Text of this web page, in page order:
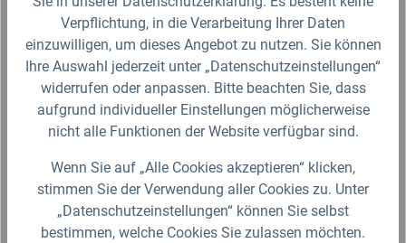
Produktgalerie überspringen
Ähnliche Artikel
Verpflichtung, in die Verarbeitung Ihrer Daten
einzuwilligen, um dieses Angebot zu nutzen. Sie können
Ihre Auswahl jederzeit unter „Datenschutzeinstellungen“
widerrufen oder anpassen. Bitte beachten Sie, dass
aufgrund individueller Einstellungen möglicherweise
nicht alle Funktionen der Website verfügbar sind.
Wenn Sie auf „Alle Cookies akzeptieren“ klicken,
stimmen Sie der Verwendung aller Cookies zu. Unter
„Datenschutzeinstellungen“ können Sie selbst
bestimmen, welche Cookies Sie zulassen möchten.